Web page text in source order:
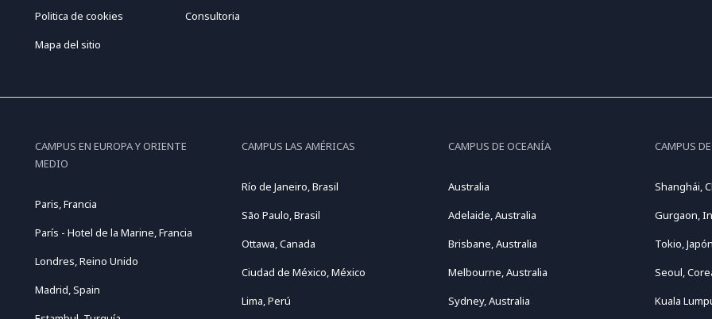
Politica de cookies
Mapa del sitio
Consultoria
CAMPUS EN EUROPA Y ORIENTE
MEDIO
Paris, Francia
París - Hotel de la Marine, Francia
Londres, Reino Unido
Madrid, Spain
CAMPUS LAS AMÉRICAS
Río de Janeiro, Brasil
São Paulo, Brasil
Ottawa, Canada
Ciudad de México, México
Lima, Perú
CAMPUS DE OCEANÍA
Australia
Adelaide, Australia
Brisbane, Australia
Melbourne, Australia
Sydney, Australia
CAMPUS
Shanghái,
Gurgaon,
Tokio, Japón
Seoul,
Kuala